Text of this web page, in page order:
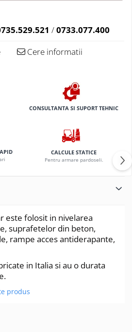
/0733.077.400
Cere informatii
CONSULTANTA SI SUPORT TEHNIC
CALCULE STATICE
Pentru armare pardoseli.
este folosit in nivelarea
suprafetelor din beton,
rampe acces antiderapante,
in Italia si au o durata
produs